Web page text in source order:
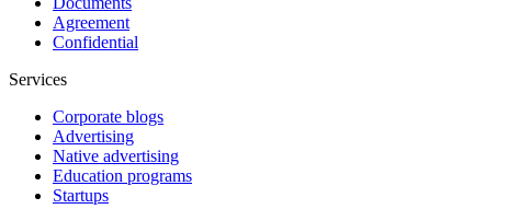
Agreement
Confidential
Services
Corporate blogs
Advertising
Native advertising
Education programs
Startups